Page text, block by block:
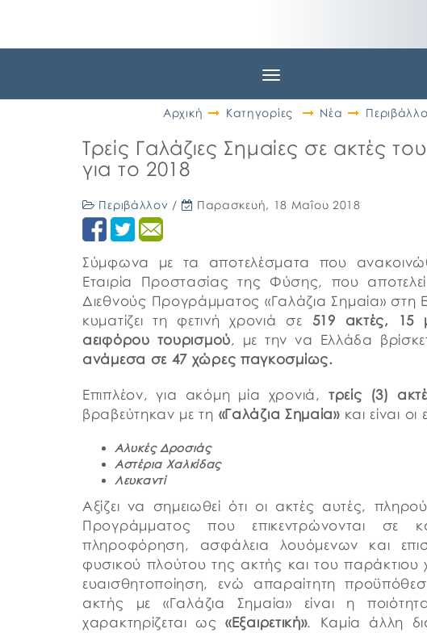
Toggle
Αρχική
Κατηγορίες Νέα
Τρείς Γαλάζιες Σημαίες σε ακτές
για το 2018
Περιβάλλον / Παρασκευή, 18 Μαΐου 2018
Σύμφωνα με τα αποτελέσματα που
Εταιρία Προστασίας της Φύσης, που αποτελεί
Διεθνούς Προγράμματος «Γαλάζια Σημαία»
κυματίζει τη φετινή χρονιά σε 519 ακτές, 15
αειφόρου τουρισμού, με την να Ελλάδα
ανάμεσα σε 47 χώρες παγκοσμίως.
Επιπλέον, για ακόμη μία χρονιά, τρείς (3)
βραβεύτηκαν με τη «Γαλάζια Σημαία»και είναι οι
Αλυκές Δροσιάς
Αστέρια Χαλκίδας
Λευκαντί
Αξίζει να σημειωθεί ότι οι ακτές αυτές,
Προγράμματος που επικεντρώνονται σε
πληροφόρηση, ασφάλεια λουόμενων και
φυσικού πλούτου της ακτής και του παράκτιου
ευαισθητοποίηση, ενώ απαραίτητη
ακτής με «Γαλάζια Σημαία» είναι η
χαρακτηρίζεται ως «Εξαιρετική». Καμία άλλη